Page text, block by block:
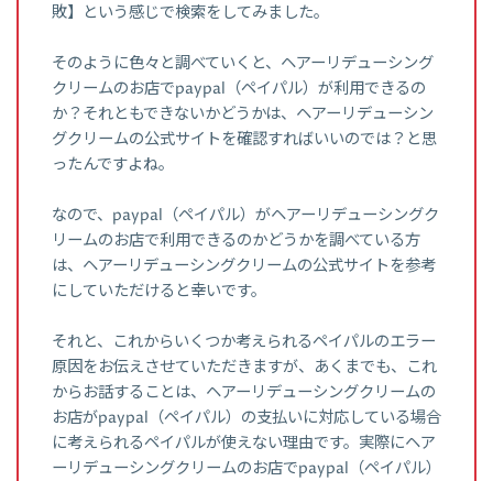
敗】という感じで検索をしてみました。
そのように色々と調べていくと、ヘアーリデューシング
クリームのお店でpaypal（ペイパル）が利用できるの
か？それともできないかどうかは、ヘアーリデューシン
グクリームの公式サイトを確認すればいいのでは？と思
ったんですよね。
なので、paypal（ペイパル）がヘアーリデューシングク
リームのお店で利用できるのかどうかを調べている方
は、ヘアーリデューシングクリームの公式サイトを参考
にしていただけると幸いです。
それと、これからいくつか考えられるペイパルのエラー
原因をお伝えさせていただきますが、あくまでも、これ
からお話することは、ヘアーリデューシングクリームの
お店がpaypal（ペイパル）の支払いに対応している場合
に考えられるペイパルが使えない理由です。実際にヘア
ーリデューシングクリームのお店でpaypal（ペイパル）